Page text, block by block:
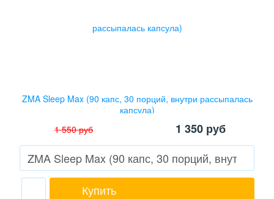
ZMA Sleep Max (90 капс, 30 порций, внутри рассыпалась
капсула)
1 550руб 1 350руб
Купить